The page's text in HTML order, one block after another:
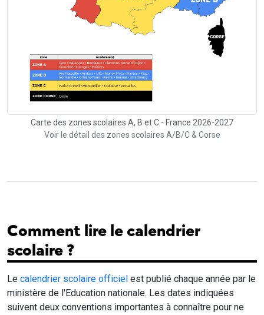
Carte des zones scolaires A, B et C - France 2026-2027
Voir le détail des zones scolaires A/B/C & Corse
Comment lire le calendrier
scolaire ?
Le calendrier scolaire officiel est publié chaque année par le
ministère de l'Education nationale. Les dates indiquées
suivent deux conventions importantes à connaître pour ne